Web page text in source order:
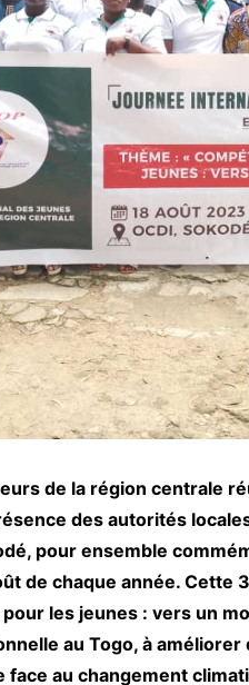
IPM
BAKITHA
LE PRINCE
MON AVENIR
EXCELLENCE
de la région centrale
des autorités
pour ensemble
de chaque année. Cette
les jeunes : vers un
au Togo, à améliorer
face au changement